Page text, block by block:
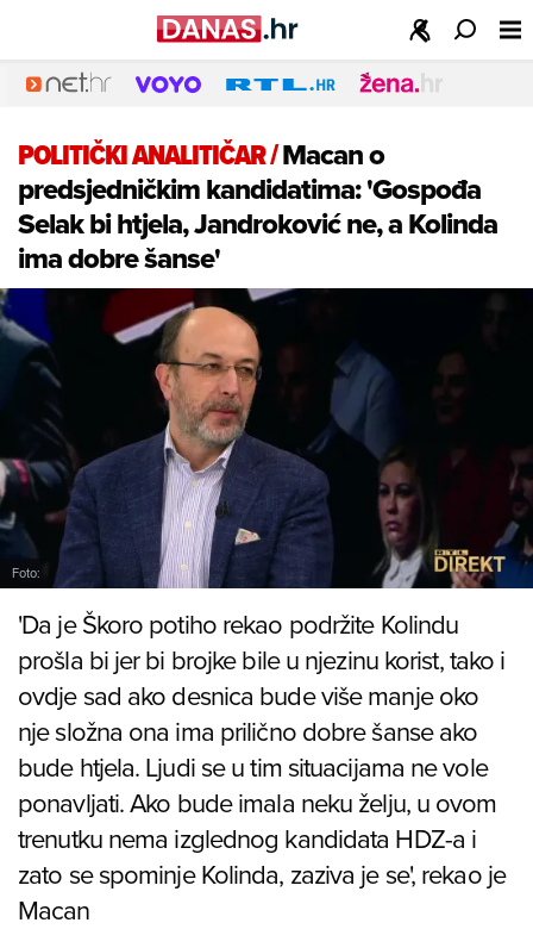
POLITIČKI ANALITIČAR/Macan o
predsjedničkim kandidatima: 'Gospođa
Selak bi htjela, Jandroković ne, a Kolinda
ima dobre šanse'
Foto:
'Da je Škoro potiho rekao podržite Kolindu
prošla bi jer bi brojke bile u njezinu korist, tako i
ovdje sad ako desnica bude više manje oko
nje složna ona ima prilično dobre šanse ako
bude htjela. Ljudi se u tim situacijama ne vole
ponavljati. Ako bude imala neku želju, u ovom
trenutku nema izglednog kandidata HDZ-a i
zato se spominje Kolinda, zaziva je se', rekao je
Macan